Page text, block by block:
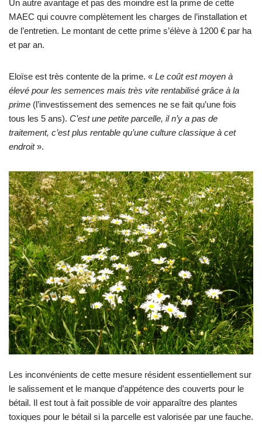
Un autre avantage et pas des moindre est la prime de cette
MAEC qui couvre complètement les charges de l’installation et
de l’entretien. Le montant de cette prime s’élève à 1200 € par ha
et par an.
Eloïse est très contente de la prime. « Le coût est moyen à
élevé pour les semences mais très vite rentabilisé grâce à la
prime (l’investissement des semences ne se fait qu’une fois
tous les 5 ans). C’est une petite parcelle, il n’y a pas de
traitement, c’est plus rentable qu’une culture classique à cet
endroit».
Les inconvénients de cette mesure résident essentiellement sur
le salissement et le manque d’appétence des couverts pour le
bétail. Il est tout à fait possible de voir apparaître des plantes
toxiques pour le bétail si la parcelle est valorisée par une fauche.